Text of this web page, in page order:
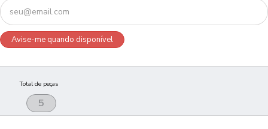
Avise-me quando disponível
Total de peças